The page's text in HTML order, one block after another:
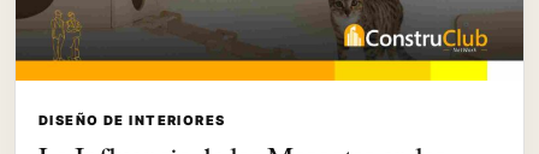
DISEÑO DE INTERIORES